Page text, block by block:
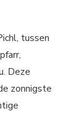
tussen
Deze
zonnigste